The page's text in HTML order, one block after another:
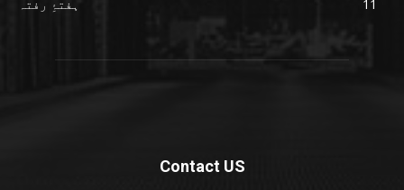
ہفتۂِ رفتہ
11
Contact US